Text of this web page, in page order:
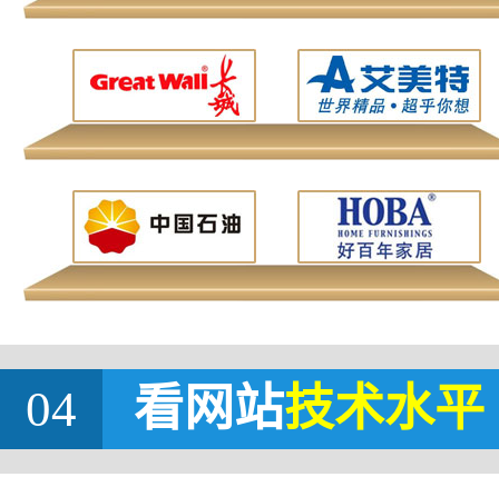
04 看网站技术水平